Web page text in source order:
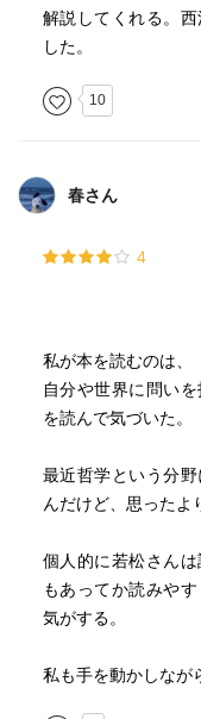
解説してくれる。
した。
10
春さん
4
私が本を読むのは、
自分や世界に問い
を読んで気づいた。
最近哲学という分
んだけど、思ったよ
個人的に若松さん
もあってか読みや
気がする。
私も手を動かしなが